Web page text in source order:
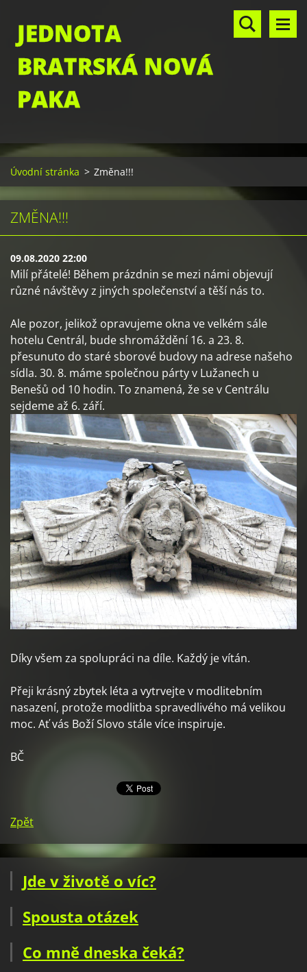
JEDNOTA
BRATRSKÁ NOVÁ
PAKA
Úvodní stránka > Změna!!!
ZMĚNA!!!
09.08.2020 22:00
Milí přátelé! Během prázdnin se mezi námi objevují
různé návštěvy z jiných společenství a těší nás to.
Ale pozor, jelikož opravujeme okna ve velkém sále
hotelu Centrál, bude shromáždění 16. a 23. 8.
přesunuto do staré sborové budovy na adrese našeho
sídla. 30. 8. máme společnou párty v Lužanech u
Benešů od 10 hodin. To znamená, že se v Centrálu
sejdeme až 6. září.
Díky všem za spolupráci na díle. Každý je vítán.
Přeji krásný zbytek léta a vytrvejte v modlitebním
nasazení, protože modlitba spravedlivého má velikou
moc. Ať vás Boží Slovo stále více inspiruje.
BČ
Zpět
Jde v životě o víc?
Spousta otázek
Co mně dneska čeká?